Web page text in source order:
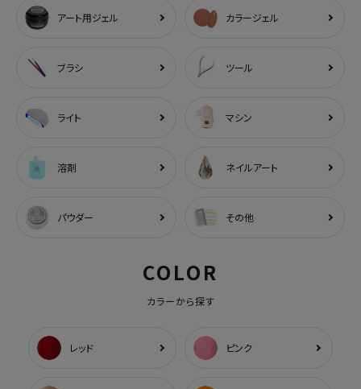
アート用ジェル カラージェル
ブラシ ツール
ライト マシン
溶剤 ネイルアート
パウダー その他
COLOR
カラーから探す
レッド ピンク